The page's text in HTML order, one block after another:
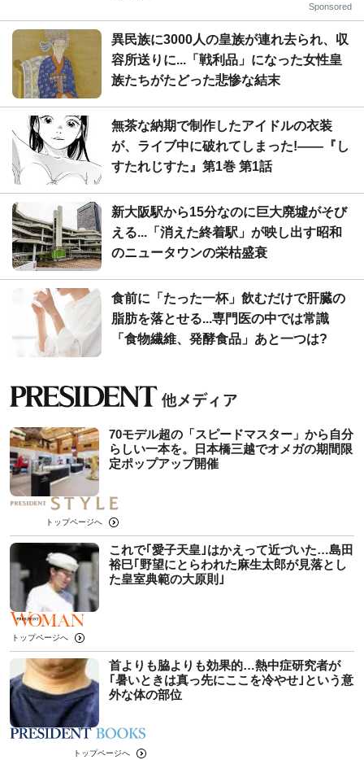
Sponsored
異民族に3000人の皇族が連れ去られ、収
容所送りに...「戦利品」になった女性皇
族たちがたどった悲惨な結末
無茶な納期で制作したアイドルの衣装
が、ライブ中に破れてしまった!――『し
すたれじすた』第1巻 第1話
新大阪駅から15分なのに巨大廃墟がそび
える...「消えた終着駅」が映し出す昭和
のニュータウンの栄枯盛衰
食前に「たった一杯」飲むだけで肝臓の
脂肪を落とせる...専門医の中では常識
「食物繊維、発酵食品」あと一つは?
70モデル超の「スピードマスター」から自分
らしい一本を。日本橋三越でオメガの期間限
定ポップアップ開催
トップページへ
これで｢愛子天皇｣はかえって近づいた…島田
裕巳｢野望にとらわれた麻生太郎が見落とし
た皇室典範の大原則｣
トップページへ
首よりも脇よりも効果的…熱中症研究者が
｢暑いときは真っ先にここを冷やせ｣という意
外な体の部位
トップページへ